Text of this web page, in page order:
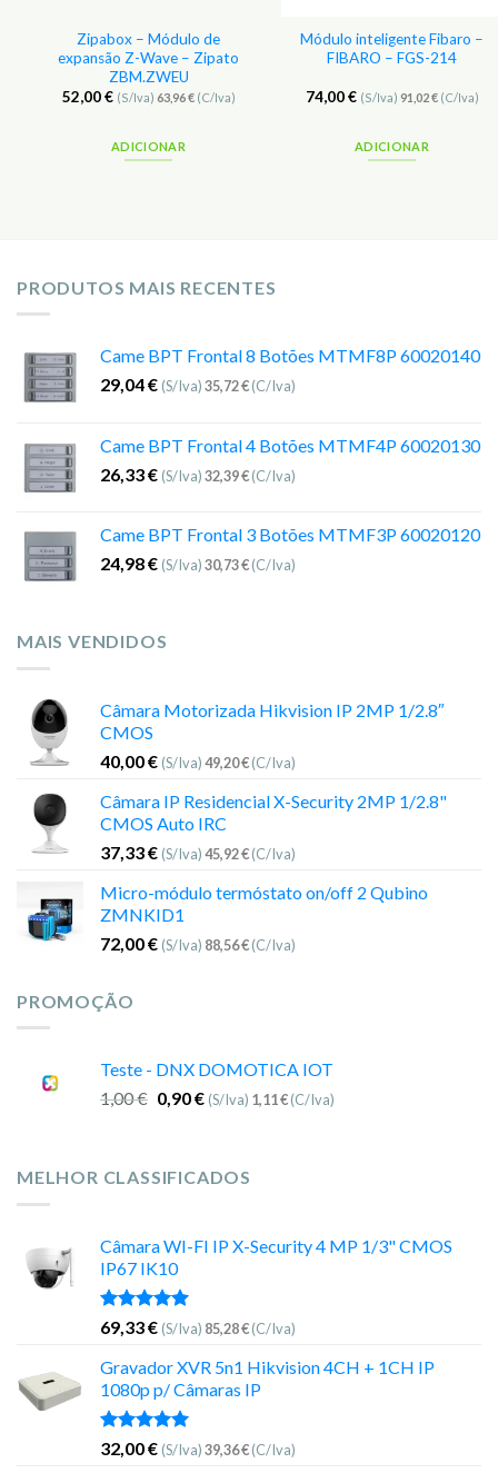
Zipabox – Módulo de
expansão Z-Wave – Zipato
ZBM.ZWEU
52,00€ (S/Iva) 63,96€(C/Iva)
ADICIONAR
Módulo inteligente Fibaro –
FIBARO – FGS-214
74,00€ (S/Iva) 91,02€(C/Iva)
ADICIONAR
PRODUTOS MAIS RECENTES
Came BPT Frontal 8 Botões MTMF8P 60020140
29,04€ (S/Iva)35,72€(C/Iva)
Came BPT Frontal 4 Botões MTMF4P 60020130
26,33€ (S/Iva)32,39€(C/Iva)
Came BPT Frontal 3 Botões MTMF3P 60020120
24,98€ (S/Iva)30,73€(C/Iva)
MAIS VENDIDOS
Câmara Motorizada Hikvision IP 2MP 1/2.8″
CMOS
40,00€ (S/Iva)49,20€(C/Iva)
Câmara IP Residencial X-Security 2MP 1/2.8"
CMOS Auto IRC
37,33€ (S/Iva)45,92€(C/Iva)
Micro-módulo termóstato on/off 2 Qubino
ZMNKID1
72,00€ (S/Iva) 88,56€(C/Iva)
PROMOÇÃO
Teste - DNX DOMOTICA IOT
1,00€ 0,90€ (S/Iva) 1,11€(C/Iva)
MELHOR CLASSIFICADOS
Câmara WI-FI IP X-Security 4 MP 1/3" CMOS
IP67 IK10
Avaliação
5.00
de 5
69,33€ (S/Iva) 85,28€(C/Iva)
Gravador XVR 5n1 Hikvision 4CH + 1CH IP
1080p p/ Câmaras IP
Avaliação
5.00
de 5
32,00€ (S/Iva)39,36€(C/Iva)